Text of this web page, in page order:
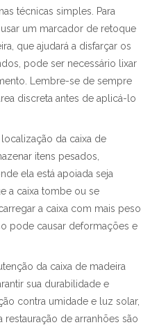
técnicas simples. Para
um marcador de retoque
que ajudará a disfarçar os
pode ser necessário lixar
Lembre-se de sempre
discreta antes de aplicá-lo
da caixa de
itens pesados,
ela está apoiada seja
a caixa tombe ou se
a caixa com mais peso
pode causar deformações e
da caixa de madeira
sua durabilidade e
contra umidade e luz solar,
restauração de arranhões são